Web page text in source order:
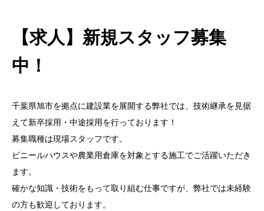
【求人】新規スタッフ募集
中！
千葉県旭市を拠点に建設業を展開する弊社では、技術継承を見据
えて新卒採用・中途採用を行っております！
募集職種は現場スタッフです。
ビニールハウスや農業用倉庫を対象とする施工でご活躍いただき
ます。
確かな知識・技術をもって取り組む仕事ですが、弊社では未経験
の方も歓迎しております。